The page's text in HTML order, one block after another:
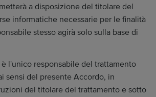
a disposizione del titolare del
informatiche necessarie per le finalità
stesso agirà solo sulla base di
l'unico responsabile del trattamento
sensi del presente Accordo, in
del titolare del trattamento e sotto